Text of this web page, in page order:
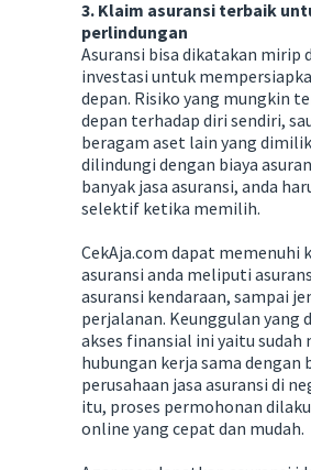
3. Klaim asuransi terbaik
perlindungan
Asuransi bisa dikatakan mirip
investasi untuk
depan. Risiko yang mungkin
depan terhadap diri sendiri,
beragam aset lain yang
dilindungi dengan biaya
banyak jasa asuransi, anda
selektif ketika memilih.
CekAja.com dapat memenuhi
asuransi anda meliputi
asuransi kendaraan, sampai
perjalanan. Keunggulan yang
akses finansial ini yaitu sudah
hubungan kerja sama dengan
perusahaan jasa asuransi di
itu, proses permohonan
online yang cepat dan mudah.